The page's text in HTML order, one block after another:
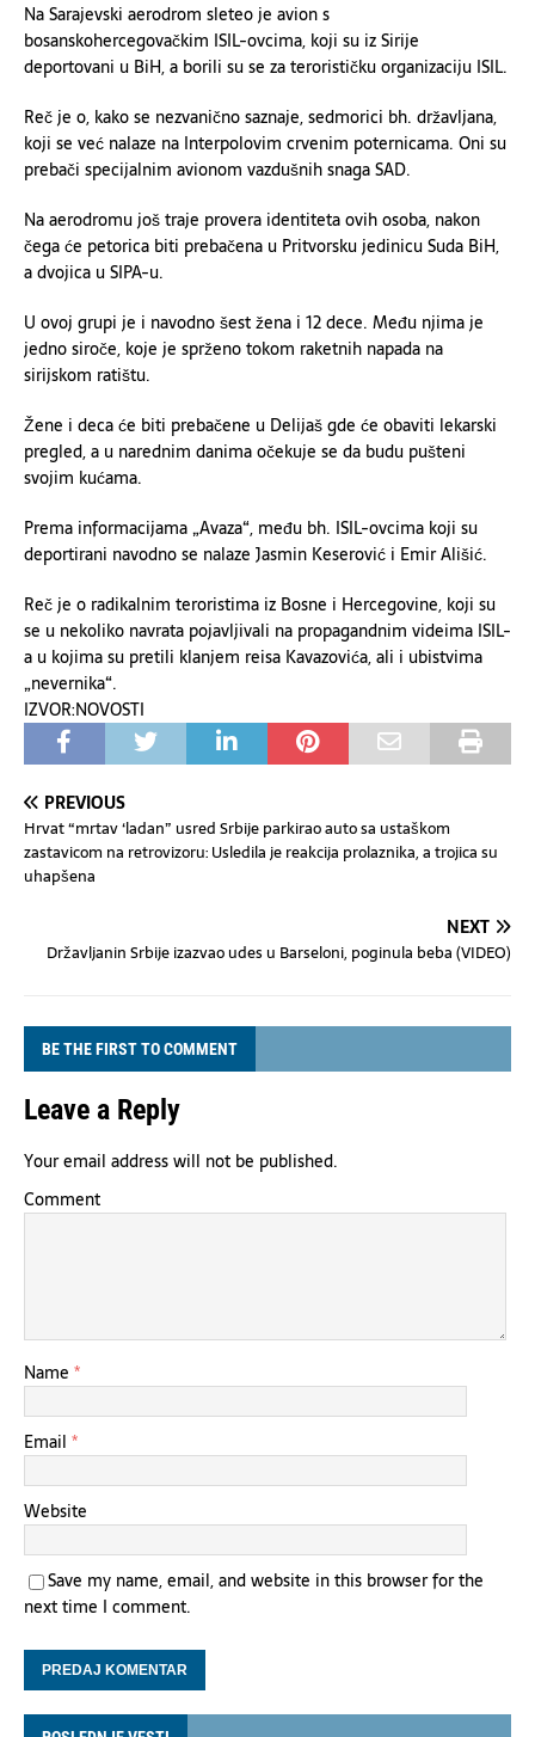
Na Sarajevski aerodrom sleteo je avion s
bosanskohercegovačkim ISIL-ovcima, koji su iz Sirije
deportovani u BiH, a borili su se za terorističku organizaciju ISIL.
Reč je o, kako se nezvanično saznaje, sedmorici bh. državljana,
koji se već nalaze na Interpolovim crvenim poternicama. Oni su
prebači specijalnim avionom vazdušnih snaga SAD.
Na aerodromu još traje provera identiteta ovih osoba, nakon
čega će petorica biti prebačena u Pritvorsku jedinicu Suda BiH,
a dvojica u SIPA-u.
U ovoj grupi je i navodno šest žena i 12 dece. Među njima je
jedno siroče, koje je sprženo tokom raketnih napada na
sirijskom ratištu.
Žene i deca će biti prebačene u Delijaš gde će obaviti lekarski
pregled, a u narednim danima očekuje se da budu pušteni
svojim kućama.
Prema informacijama „Avaza“, među bh. ISIL-ovcima koji su
deportirani navodno se nalaze Jasmin Keserović i Emir Ališić.
Reč je o radikalnim teroristima iz Bosne i Hercegovine, koji su
se u nekoliko navrata pojavljivali na propagandnim videima ISIL-
a u kojima su pretili klanjem reisa Kavazovića, ali i ubistvima
„nevernika“.
IZVOR:NOVOSTI
PREVIOUS
Hrvat “mrtav ‘ladan” usred Srbije parkirao auto sa ustaškom
zastavicom na retrovizoru: Usledila je reakcija prolaznika, a trojica su
uhapšena
NEXT
Državljanin Srbije izazvao udes u Barseloni, poginula beba (VIDEO)
BE THE FIRST TO COMMENT
Leave a Reply
Your email address will not be published.
Comment
Name *
Email *
Website
Save my name, email, and website in this browser for the
next time I comment.